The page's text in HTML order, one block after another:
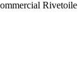
Rivetoile